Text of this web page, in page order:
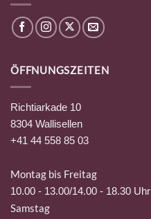
ÖFFNUNGSZEITEN
Richtiarkade 10
8304 Wallisellen
+41 44 558 85 03
Montag bis Freitag
10.00 - 13.00/14.00 - 18.30 Uhr
Samstag